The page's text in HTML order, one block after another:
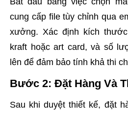
cung cấp file tùy chỉnh qua
xưởng. Xác định kích
kraft hoặc art card, và số
lên để đảm bảo tính khả thi
Bước 2: Đặt Hàng Và
Sau khi duyệt thiết kế, đặt